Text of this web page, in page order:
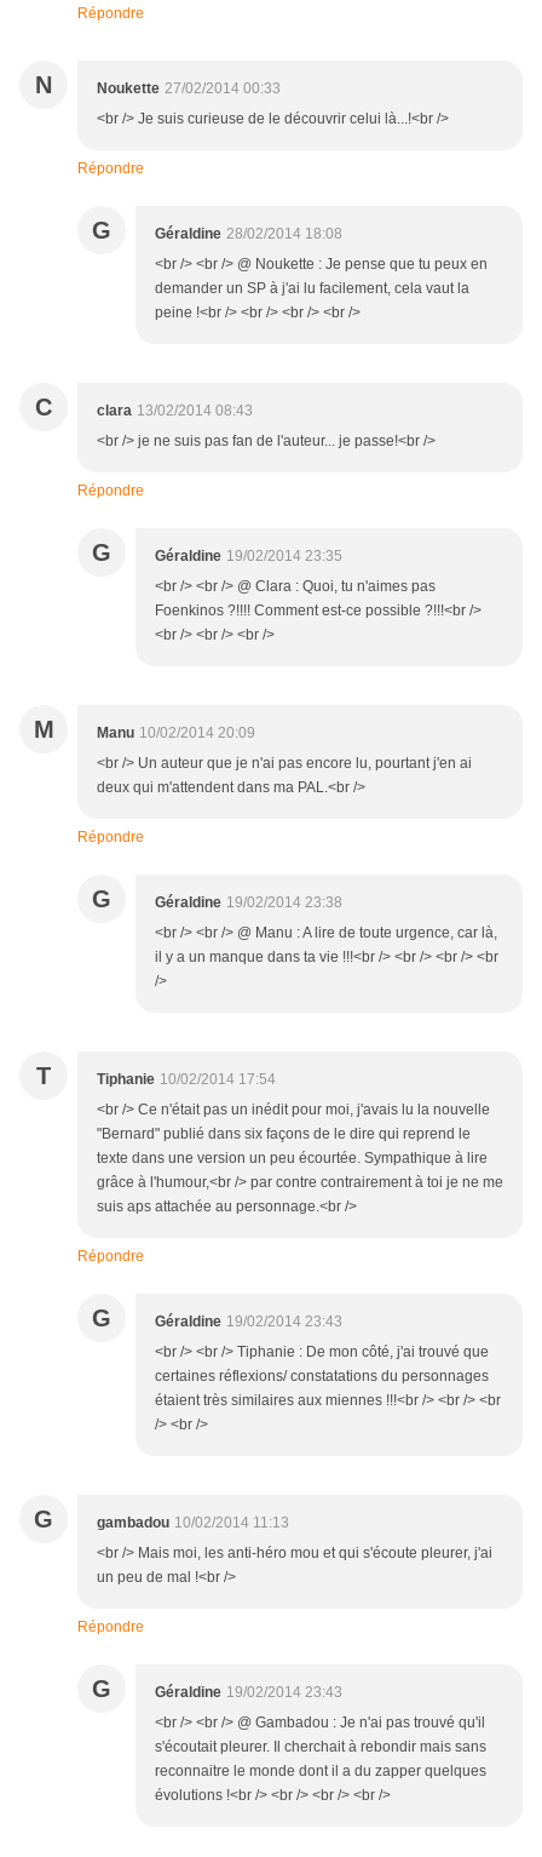
Répondre
N Noukette 27/02/2014 00:33
<br /> Je suis curieuse de le découvrir celui là...!<br />
Répondre
G Géraldine 28/02/2014 18:08
<br /> <br /> @ Noukette : Je pense que tu peux en
demander un SP à j'ai lu facilement, cela vaut la
peine !<br /> <br /> <br /> <br />
C clara 13/02/2014 08:43
<br /> je ne suis pas fan de l'auteur... je passe!<br />
Répondre
G Géraldine 19/02/2014 23:35
<br /> <br /> @ Clara : Quoi, tu n'aimes pas
Foenkinos ?!!!! Comment est-ce possible ?!!!<br />
<br /> <br /> <br />
M Manu 10/02/2014 20:09
<br /> Un auteur que je n'ai pas encore lu, pourtant j'en ai
deux qui m'attendent dans ma PAL.<br />
Répondre
G Géraldine 19/02/2014 23:38
<br /> <br /> @ Manu : A lire de toute urgence, car là,
il y a un manque dans ta vie !!!<br /> <br /> <br /> <br
/>
T Tiphanie 10/02/2014 17:54
<br /> Ce n'était pas un inédit pour moi, j'avais lu la nouvelle
"Bernard" publié dans six façons de le dire qui reprend le
texte dans une version un peu écourtée. Sympathique à lire
grâce à l'humour,<br /> par contre contrairement à toi je ne me
suis aps attachée au personnage.<br />
Répondre
G Géraldine 19/02/2014 23:43
<br /> <br /> Tiphanie : De mon côté, j'ai trouvé que
certaines réflexions/ constatations du personnages
étaient très similaires aux miennes !!!<br /> <br /> <br
/> <br />
G gambadou 10/02/2014 11:13
<br /> Mais moi, les anti-héro mou et qui s'écoute pleurer, j'ai
un peu de mal !<br />
Répondre
G Géraldine 19/02/2014 23:43
<br /> <br /> @ Gambadou : Je n'ai pas trouvé qu'il
s'écoutait pleurer. Il cherchait à rebondir mais sans
reconnaitre le monde dont il a du zapper quelques
évolutions !<br /> <br /> <br /> <br />